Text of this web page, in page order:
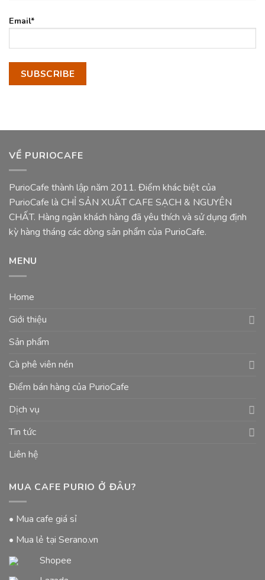
Email*
VỀ PURIOCAFE
PurioCafe thành lập năm 2011. Điểm khác biệt của
PurioCafe là CHỈ SẢN XUẤT CAFE SẠCH & NGUYÊN
CHẤT. Hàng ngàn khách hàng đã yêu thích và sử dụng định
kỳ hàng tháng các dòng sản phẩm của PurioCafe.
MENU
Home
Giới thiệu
Sản phẩm
Cà phê viên nén
Điểm bán hàng của PurioCafe
Dịch vụ
Tin tức
Liên hệ
MUA CAFE PURIO Ở ĐÂU?
• Mua cafe giá sỉ
• Mua lẻ tại Serano.vn
Shopee